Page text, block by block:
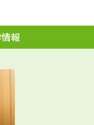
報取扱規定
案内
報